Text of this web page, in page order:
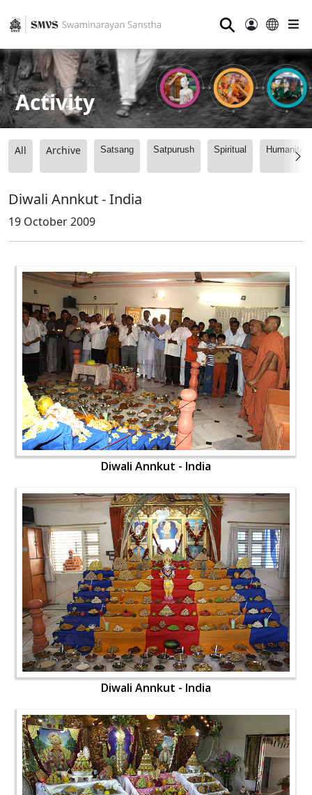
⚲
Activity
All Archive Satsang Satpurush Spiritual
Diwali Annkut - India
19 October 2009
Diwali Annkut - India
Diwali Annkut - India